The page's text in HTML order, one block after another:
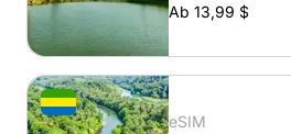
Ab 13,99 $
eSIM